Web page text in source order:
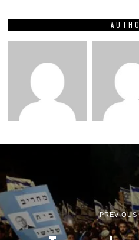
PREVIOUS